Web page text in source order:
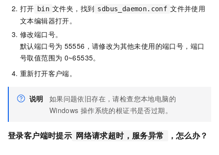
打开 bin 文件夹，找到 sdbus_daemon.conf 文件并使用
文本编辑器打开。
修改端口号。
默认端口号为 55556，请修改为其他未使用的端口号，端口
号取值范围为 0~65535。
重新打开客户端。
说明
如果问题依旧存在，请检查您本地电脑的
Windows 操作系统的根证书是否过期。
登录客户端时提示 网络请求超时，服务异常 ，怎么办？